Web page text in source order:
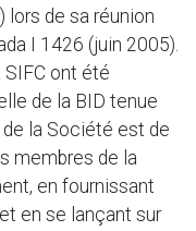
de sa réunion
I 1426 (juin 2005).
ont été
de la BID tenue
la Société est de
membres de la
en fournissant
en se lançant sur